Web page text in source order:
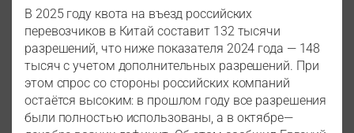
В 2025 году квота на въезд российских
перевозчиков в Китай составит 132 тысячи
разрешений, что ниже показателя 2024 года — 148
тысяч с учетом дополнительных разрешений. При
этом спрос со стороны российских компаний
остаётся высоким: в прошлом году все разрешения
были полностью использованы, а в октябре—